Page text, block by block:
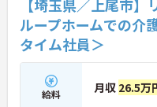
【埼玉県／上尾市
ループホームでの介
タイム社員＞
給料 月収 26.5万